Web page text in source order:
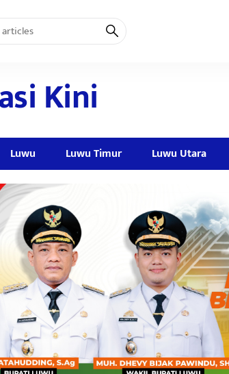
Kini
Luwu Luwu Timur Luwu Utara